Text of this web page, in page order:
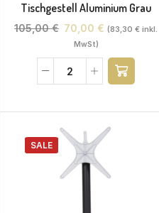
Tischgestell Aluminium Grau
105,00€ 70,00 € (83,30€ inkl.
MwSt)
SALE